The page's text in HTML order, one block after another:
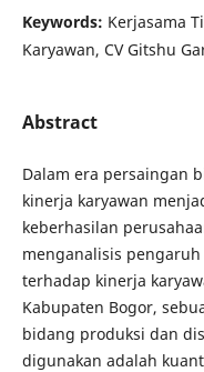
Keywords: Kerjasama
Karyawan, CV Gitshu
Abstract
Dalam era persaingan
kinerja karyawan
keberhasilan
menganalisis
terhadap kinerja
Kabupaten Bogor,
bidang produksi dan
digunakan adalah